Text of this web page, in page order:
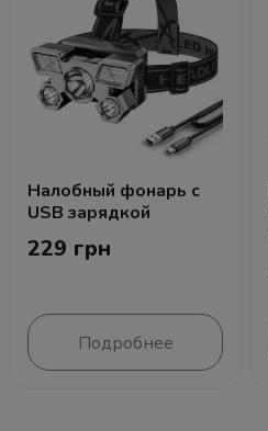
Налобный фонарь с
USB зарядкой
229 грн
Подробнее